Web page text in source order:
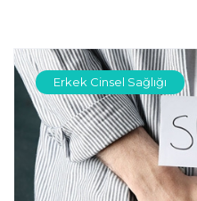
Erkek Cinsel Sağlığı